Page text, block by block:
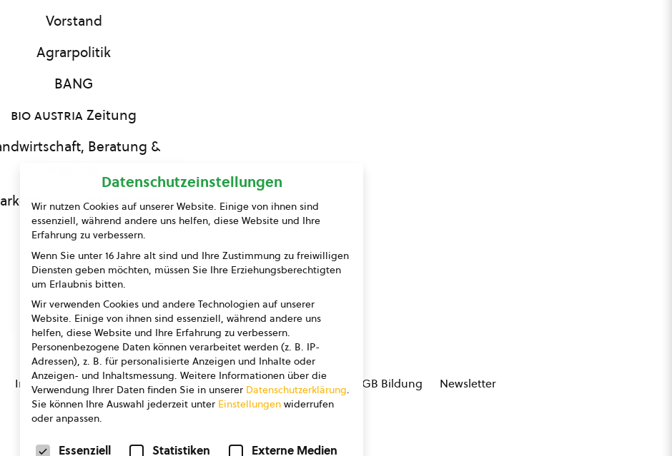
Vorstand
Agrarpolitik
BANG
bio austriaZeitung
Beratung &
und Information
Presse
Kontakt
Impressum Datenschutz AGB AGB Marketing GmbH AGB Bildung Newsletter
Datenschutzeinstellungen
Wir nutzen Cookies auf unserer Website. Einige von ihnen sind
essenziell, während andere uns helfen, diese Website und Ihre
Erfahrung zu verbessern.
Wenn Sie unter 16 Jahre alt sind und Ihre Zustimmung zu freiwilligen
Diensten geben möchten, müssen Sie Ihre Erziehungsberechtigten
um Erlaubnis bitten.
Wir verwenden Cookies und andere Technologien auf unserer
Website. Einige von ihnen sind essenziell, während andere uns
helfen, diese Website und Ihre Erfahrung zu verbessern.
Personenbezogene Daten können verarbeitet werden (z. B. IP-
Adressen), z. B. für personalisierte Anzeigen und Inhalte oder
Anzeigen- und Inhaltsmessung. Weitere Informationen über die
Verwendung Ihrer Daten finden Sie in unserer Datenschutzerklärung.
Sie können Ihre Auswahl jederzeit unter Einstellungen widerrufen
oder anpassen.
Datenschutzeinstellungen
Essenziell Statistiken Externe Medien